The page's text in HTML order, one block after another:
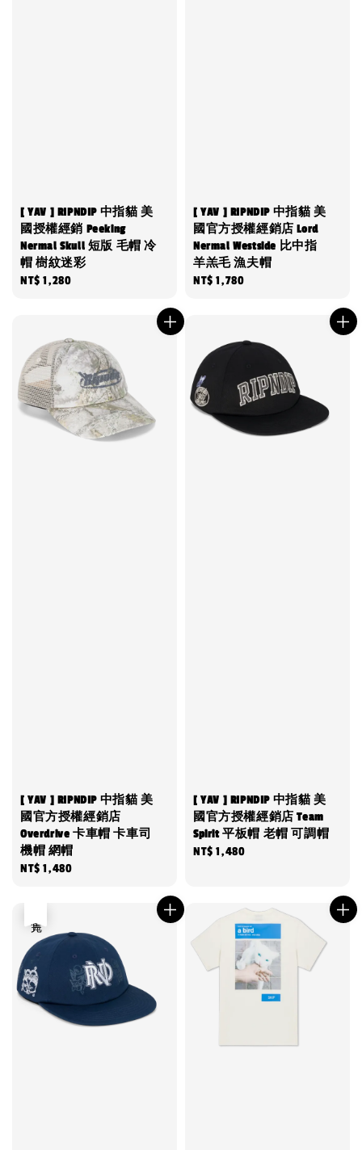
[ YAV ] RIPNDIP 中指貓 美
國授權經銷 Peeking
Nermal Skull 短版 毛帽 冷
帽 樹紋迷彩
Regular
NT$ 1,280
[ YAV ] RIPNDIP 中指貓 美
國官方授權經銷店 Lord
Nermal Westside 比中指
羊羔毛 漁夫帽
Regular
NT$ 1,780
[ YAV ] RIPNDIP 中指貓 美
國官方授權經銷店
Overdrive 卡車帽 卡車司
機帽 網帽
Regular
NT$ 1,480
[ YAV ] RIPNDIP 中指貓 美
國官方授權經銷店 Team
Spirit 平板帽 老帽 可調帽
Regular
NT$ 1,480